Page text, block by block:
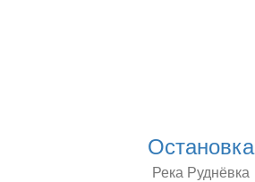
Остановка
Река Руднёвка